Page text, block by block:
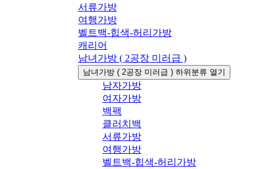
서류가방
여행가방
벨트백-힙색-허리가방
캐리어
남녀가방 ( 2공장 미러급 )
남녀가방 ( 2공장 미러급 ) 하위분류 열기
남자가방
여자가방
백팩
클러치백
서류가방
여행가방
벨트백-힙색-허리가방